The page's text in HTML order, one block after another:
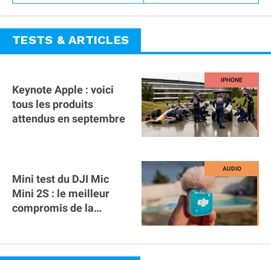
TESTS & ARTICLES
Keynote Apple : voici
tous les produits
attendus en septembre
Mini test du DJI Mic
Mini 2S : le meilleur
compromis de la